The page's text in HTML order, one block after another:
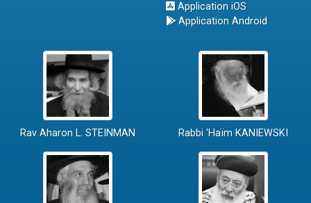
Application iOS
Application Android
Rav Aharon L. STEINMAN Rabbi 'Haïm KANIEWSKI